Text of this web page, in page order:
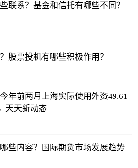
联系？基金和信托有哪些不同？
股票投机有哪些积极作用？
年前两月上海实际使用外资49.61
天天新动态
些内容？国际期货市场发展趋势